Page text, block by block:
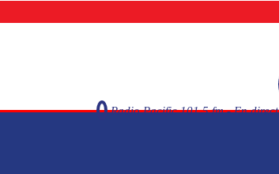
Radio Pacific 101.5 fm - En direct